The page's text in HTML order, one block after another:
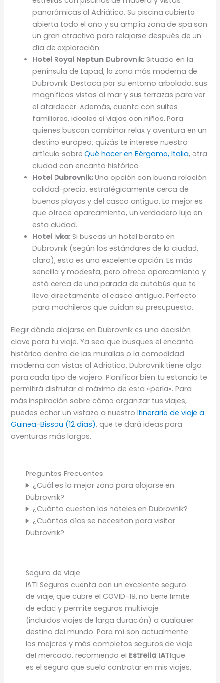
panorámicas al Adriático. Su piscina cubierta
abierta todo el año y su amplia zona de spa son
un gran atractivo para relajarse después de un
día de exploración.
Hotel Royal Neptun Dubrovnik:Situado en la
península de Lapad, la zona más moderna de
Dubrovnik. Destaca por su entorno arbolado, sus
magníficas vistas al mar y sus terrazas para ver
el atardecer. Además, cuenta con suites
familiares, ideales si viajas con niños. Para
quienes buscan combinar relax y aventura en un
destino europeo, quizás te interese nuestro
artículo sobreQué hacer en Bérgamo, Italia, otra
ciudad con encanto histórico.
Hotel Dubrovnik:Una opción con buena relación
calidad-precio, estratégicamente cerca de
buenas playas y del casco antiguo. Lo mejor es
que ofrece aparcamiento, un verdadero lujo en
esta ciudad.
Hotel Ivka:Si buscas un hotel barato en
Dubrovnik (según los estándares de la ciudad,
claro), esta es una excelente opción. Es más
sencilla y modesta, pero ofrece aparcamiento y
está cerca de una parada de autobús que te
lleva directamente al casco antiguo. Perfecto
para mochileros que cuidan su presupuesto.
Elegir dónde alojarse en Dubrovnik es una decisión
clave para tu viaje. Ya sea que busques el encanto
histórico dentro de las murallas o la comodidad
moderna con vistas al Adriático, Dubrovnik tiene algo
para cada tipo de viajero. Planificar bien tu estancia te
permitirá disfrutar al máximo de esta «perla». Para
más inspiración sobre cómo organizar tus viajes,
puedes echar un vistazo a nuestroItinerario de viaje a
Guinea-Bissau (12 días), que te dará ideas para
aventuras más largas.
Preguntas Frecuentes
¿Cuál es la mejor zona para alojarse en
Dubrovnik?
¿Cuánto cuestan los hoteles en Dubrovnik?
¿Cuántos días se necesitan para visitar
Dubrovnik?
Seguro de viaje
IATI Seguros cuenta con un excelente seguro
de viaje, que cubre el COVID-19, no tiene límite
de edad y permite seguros multiviaje
(incluidos viajes de larga duración) a cualquier
destino del mundo. Para mí son actualmente
los mejores y más completos seguros de viaje
del mercado. recomiendo el Estrella IATIque
es el seguro que suelo contratar en mis viajes.